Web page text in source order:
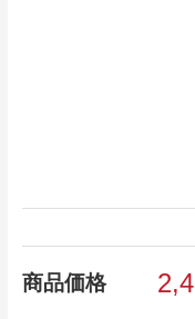
商品価格